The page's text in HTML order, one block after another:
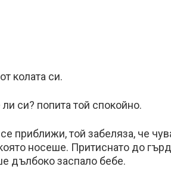
колата си.
си? попита той спокойно.
приближи, той забеляза, че
носеше. Притиснато до
дълбоко заспало бебе.